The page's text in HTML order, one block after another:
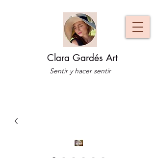
Clara Gardés Art
Sentir y hacer sentir